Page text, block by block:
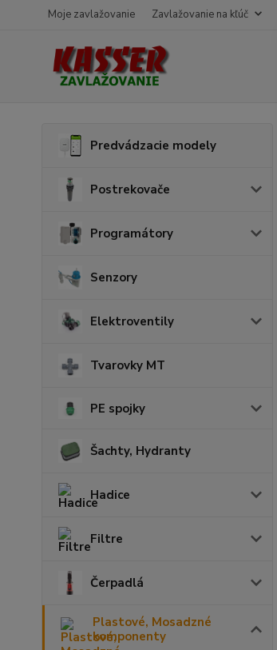
Moje zavlažovanie Zavlažovanie na kľúč
Predvádzacie modely
Postrekovače
Programátory
Senzory
Elektroventily
Tvarovky MT
PE spojky
Šachty, Hydranty
Hadice
Filtre
Čerpadlá
Plastové, Mosadzné
komponenty